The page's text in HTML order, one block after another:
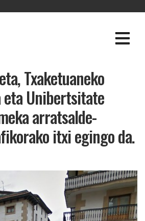
Txaketuaneko
eta Unibertsitate
arratsalde-
itxi egingo da.